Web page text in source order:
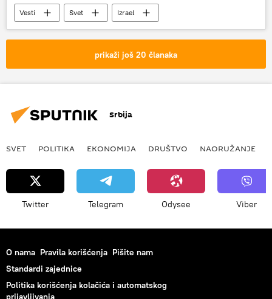
Vesti Svet Izrael
prikaži još 20 članaka
Srbija
SVET POLITIKA EKONOMIJA DRUŠTVO NAORUŽANJE
Twitter Telegram Odysee Viber
O nama Pravila korišćenja Pišite nam
Standardi zajednice
Politika korišćenja kolačića i automatskog
prijavljivanja